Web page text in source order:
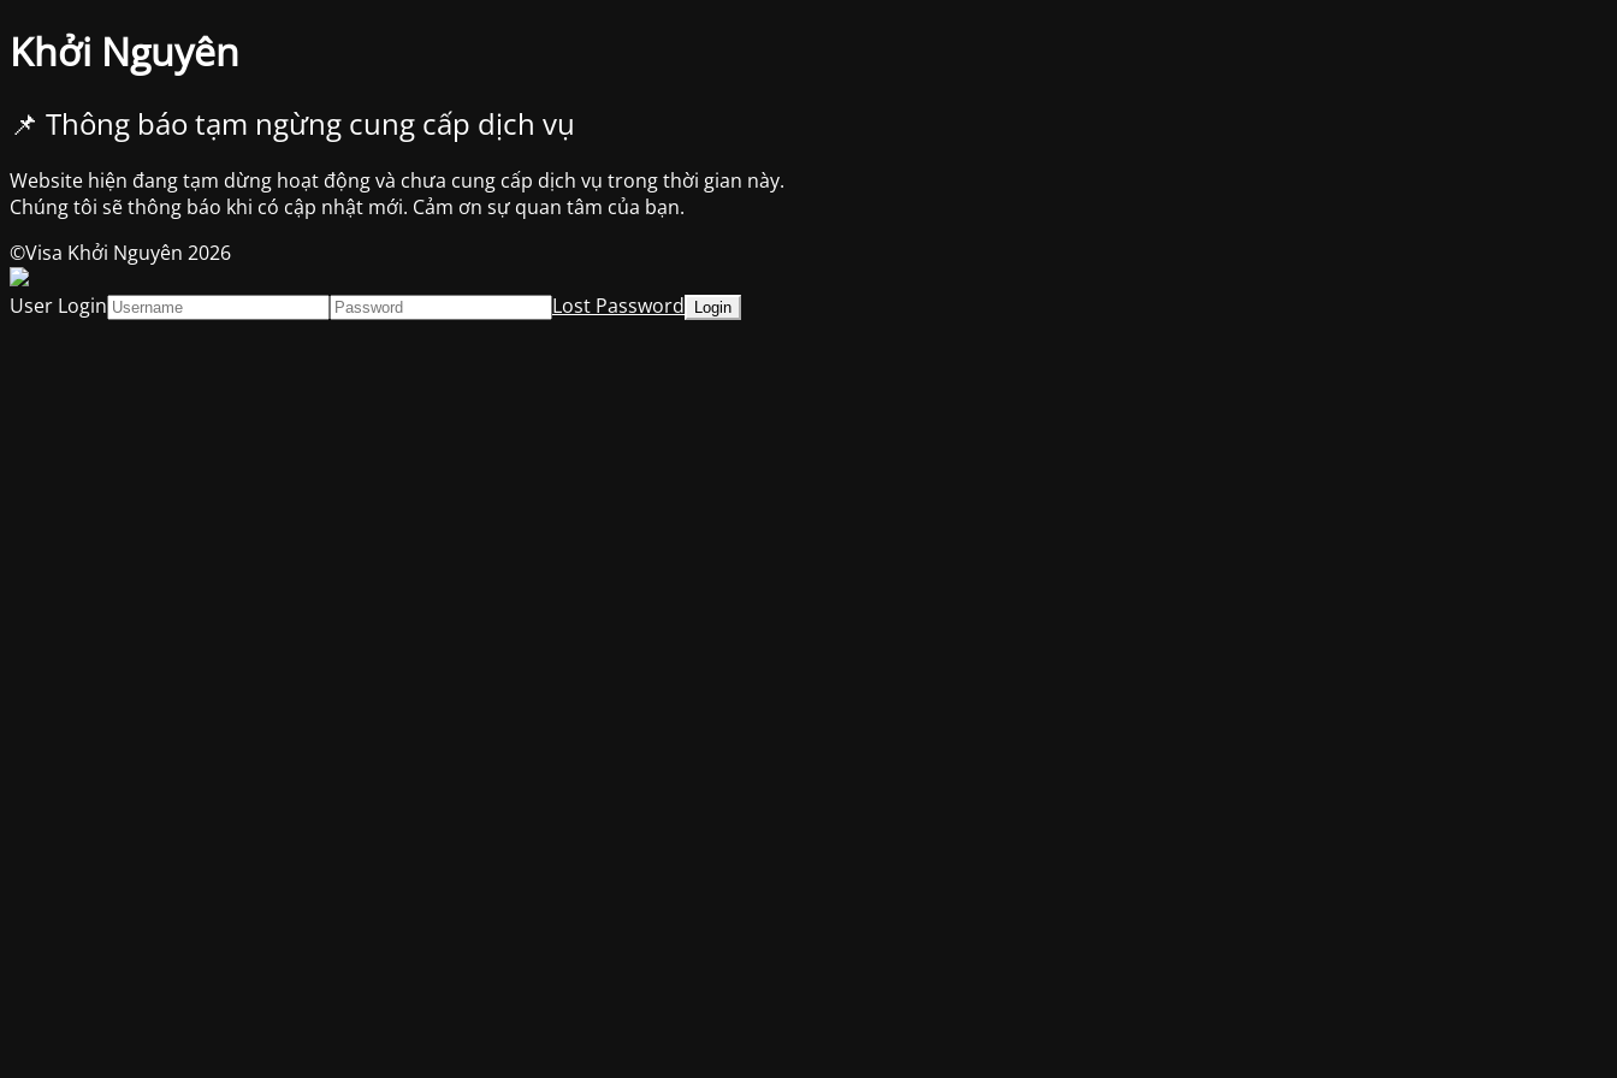
Khởi Nguyên
📌 Thông báo tạm ngừng cung cấp dịch vụ
Website hiện đang tạm dừng hoạt động và chưa cung cấp dịch vụ trong thời gian này.
Chúng tôi sẽ thông báo khi có cập nhật mới. Cảm ơn sự quan tâm của bạn.
©Visa Khởi Nguyên 2026
User Login
Lost Password